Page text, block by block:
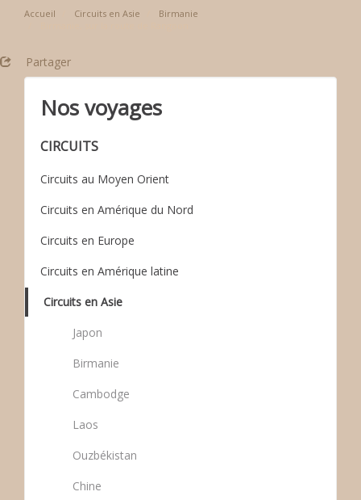
Accueil Circuits en Asie
Birmanie
Partager
Nos voyages
CIRCUITS
Circuits au Moyen Orient
Circuits en Amérique du Nord
Circuits en Europe
Circuits en Amérique latine
Circuits en Asie
Japon
Birmanie
Cambodge
Laos
Ouzbékistan
Chine